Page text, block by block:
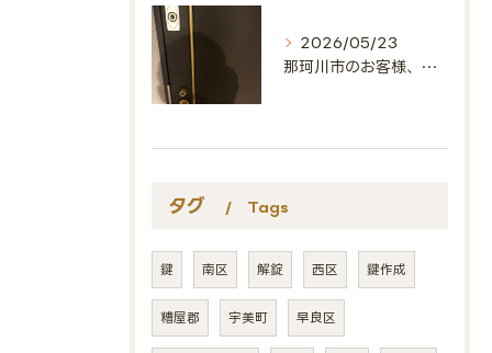
2026/05/23
那珂川市のお客様、ありがとうございました🔑
タグ Tags
鍵 南区 解錠 西区 鍵作成
糟屋郡 宇美町 早良区